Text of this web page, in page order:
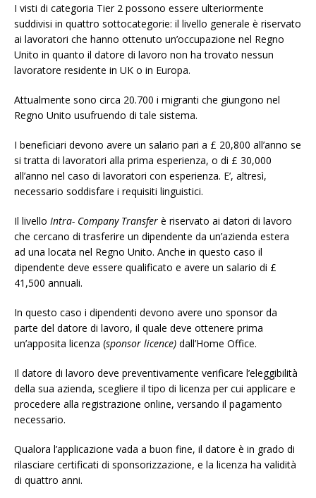
I visti di categoria Tier 2 possono essere ulteriormente
suddivisi in quattro sottocategorie: il livello generale è riservato
ai lavoratori che hanno ottenuto un’occupazione nel Regno
Unito in quanto il datore di lavoro non ha trovato nessun
lavoratore residente in UK o in Europa.
Attualmente sono circa 20.700 i migranti che giungono nel
Regno Unito usufruendo di tale sistema.
I beneficiari devono avere un salario pari a £ 20,800 all’anno se
si tratta di lavoratori alla prima esperienza, o di £ 30,000
all’anno nel caso di lavoratori con esperienza. E’, altresì,
necessario soddisfare i requisiti linguistici.
Il livello Intra- Company Transfer è riservato ai datori di lavoro
che cercano di trasferire un dipendente da un’azienda estera
ad una locata nel Regno Unito. Anche in questo caso il
dipendente deve essere qualificato e avere un salario di £
41,500 annuali.
In questo caso i dipendenti devono avere uno sponsor da
parte del datore di lavoro, il quale deve ottenere prima
un’apposita licenza (sponsor licence) dall’Home Office.
Il datore di lavoro deve preventivamente verificare l’eleggibilità
della sua azienda, scegliere il tipo di licenza per cui applicare e
procedere alla registrazione online, versando il pagamento
necessario.
Qualora l’applicazione vada a buon fine, il datore è in grado di
rilasciare certificati di sponsorizzazione, e la licenza ha validità
di quattro anni.